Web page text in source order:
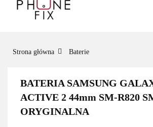
Strona główna Baterie
BATERIA SAMSUNG
ACTIVE 2 44mm SM-R820
ORYGINALNA